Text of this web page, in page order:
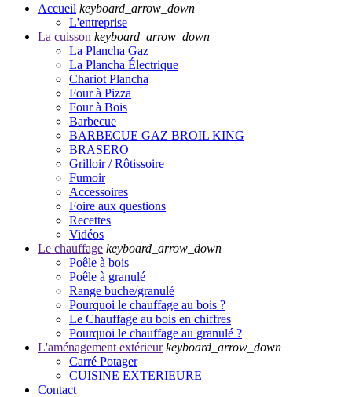
Accueil keyboard_arrow_down
L'entreprise
La cuisson keyboard_arrow_down
La Plancha Gaz
La Plancha Électrique
Chariot Plancha
Four à Pizza
Four à Bois
Barbecue
BARBECUE GAZ BROIL KING
BRASERO
Grilloir / Rôtissoire
Fumoir
Accessoires
Foire aux questions
Recettes
Vidéos
Le chauffage keyboard_arrow_down
Poêle à bois
Poêle à granulé
Range buche/granulé
Pourquoi le chauffage au bois ?
Le Chauffage au bois en chiffres
Pourquoi le chauffage au granulé ?
L'aménagement extérieur keyboard_arrow_down
Carré Potager
CUISINE EXTERIEURE
Contact